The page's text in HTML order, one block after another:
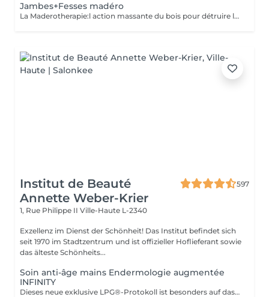
Jambes+Fesses madéro
La Maderotherapie:l action massante du bois pour détruire la cellulite. *Active la circulation sanguine et lymphatique *Réduit les tensions musculaires. *Raffermie et tonifie la peau.
Institut de Beauté
Annette Weber-Krier
597
1, Rue Philippe II Ville-Haute L-2340
Exzellenz im Dienst der Schönheit! Das Institut befindet sich
seit 1970 im Stadtzentrum und ist offizieller Hoflieferant sowie
das älteste Schönheits...
Soin anti-âge mains Endermologie augmentée
INFINITY
Dieses neue exklusive LPG®-Protokoll ist besonders auf das Wohlbefinden der Verbraucher bedacht und stellt eine Allianz aus Technik dar, die auf der patentierten Technologie des CelluM6 Alliance®-Geräts und der Sensorik für eine sofortige und dauerhafte Wirkung auf den Körper basiert. Und dies dank einer Reihe von Manövern, die sowohl vom Alliance®-Behandlungskopf, dem Auflegen einer Maske als auch von den Händen des Behandlers ausgeführt werden